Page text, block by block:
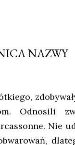
NAZWY
Odnosili
Nie